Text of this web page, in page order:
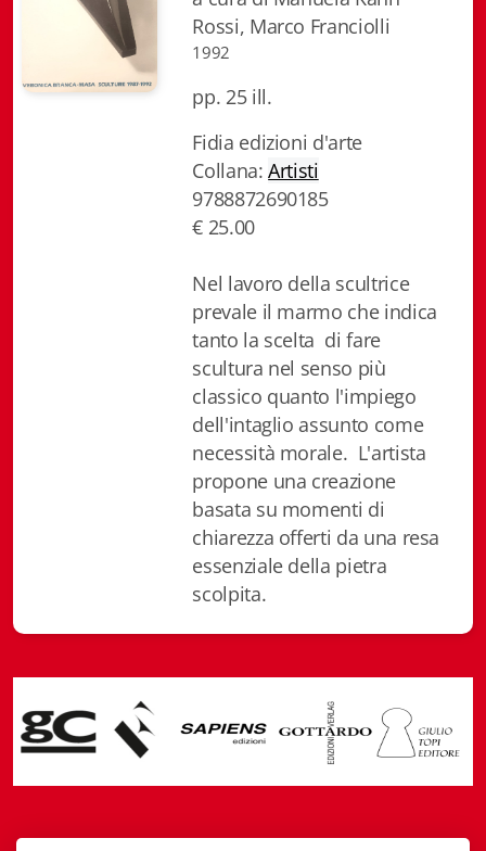
Rossi, Marco Franciolli
1992
pp. 25 ill.
Fidia edizioni d'arte
Collana:Artisti
9788872690185
€ 25.00
Nel lavoro della scultrice
prevale il marmo che indica
tanto la scelta di fare
scultura nel senso più
classico quanto l'impiego
dell'intaglio assunto come
necessità morale. L'artista
propone una creazione
basata su momenti di
chiarezza offerti da una resa
essenziale della pietra
scolpita.
Gottardo ed. Tempi moderni
Gottardo ed. I cristalli